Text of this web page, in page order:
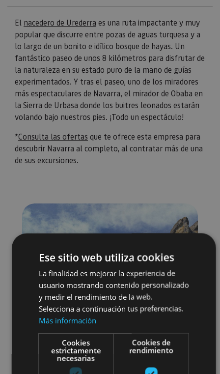
El nacedero de Urederra es una ruta impactante y muy
popular que discurre entre pozas de aguas turquesa y a
lo largo de un bonito e idílico bosque de hayas. Un
fantástico paseo de unos 8 kilómetros para disfrutar de
la naturaleza en su estado puro de la mano de guías
experimentados. Y tras el paseo, uno de los miradores
más espectaculares de Navarra, el mirador de Obaba en
la Sierra de Urbasa donde los buitres leonados estarán
volando bajo nuestros pies. ¡Todo un espectáculo!
*Consulta las ofertas que te ofrece esta empresa para
descubrir Navarra al completo, al contratar más de una
de sus excursiones.
Ese sitio web utiliza cookies
La finalidad es mejorar la experiencia de
usuario mostrando contenido personalizado
y medir el rendimiento de la web.
Selecciona a continuación tus preferencias.
Más información
Cookies
estrictamente
necesarias
Cookies de
rendimiento